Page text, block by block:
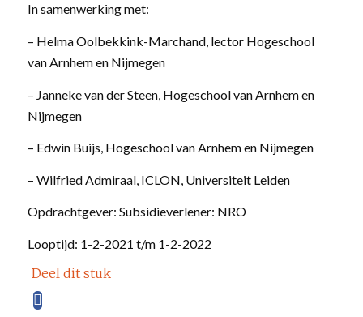
In samenwerking met:
– Helma Oolbekkink-Marchand, lector Hogeschool
van Arnhem en Nijmegen
– Janneke van der Steen, Hogeschool van Arnhem en
Nijmegen
– Edwin Buijs, Hogeschool van Arnhem en Nijmegen
– Wilfried Admiraal, ICLON, Universiteit Leiden
Opdrachtgever: Subsidieverlener: NRO
Looptijd: 1-2-2021 t/m 1-2-2022
Deel dit stuk